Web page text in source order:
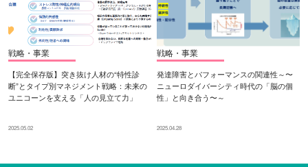
戦略・事業
【完全保存版】突き抜け人材の“特性診
断”とタイプ別マネジメント戦略：未来の
ユニコーンを支える「人の見立て力」
2025.05.02
戦略・事業
発達障害とパフォーマンスの関連性～〜
ニューロダイバーシティ時代の「脳の個
性」と向き合う〜～
2025.04.28